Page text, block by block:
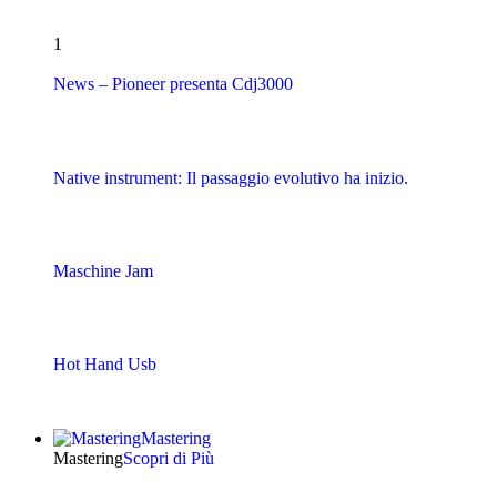
1
News – Pioneer presenta Cdj3000
Native instrument: Il passaggio evolutivo ha inizio.
Maschine Jam
Hot Hand Usb
Mastering
MasteringScopri di Più